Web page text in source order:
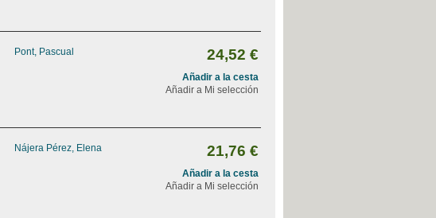
Pont, Pascual 24,52 €
Añadir a la cesta
Añadir a Mi selección
Nájera Pérez, Elena 21,76 €
Añadir a la cesta
Añadir a Mi selección